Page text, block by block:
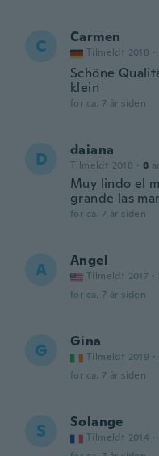
C Carmen
Tilmeldt 2018 ·
Schöne
klein
for ca. 7 år siden
D daiana
Tilmeldt 2018 · 8
Muy lindo el
grande las
for ca. 7 år siden
A Angel
Tilmeldt 2017 ·
for ca. 7 år siden
G Gina
Tilmeldt 2019 ·
for ca. 7 år siden
S Solange
Tilmeldt 2014 ·